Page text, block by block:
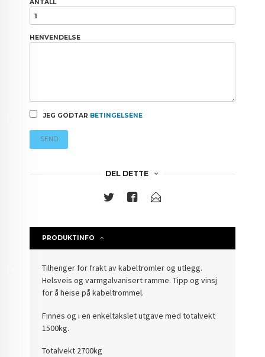
ANTALL
HENVENDELSE
JEG GODTAR BETINGELSENE
SEND
DEL DETTE
PRODUKTINFO
Tilhenger for frakt av kabeltromler og utlegg.
Helsveis og varmgalvanisert ramme. Tipp og vinsj
for å heise på kabeltrommel.
Finnes og i en enkeltakslet utgave med totalvekt
1500kg.
Totalvekt 2700kg